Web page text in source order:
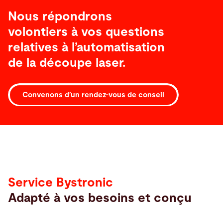
Nous répondrons
volontiers à vos questions
relatives à l’automatisation
de la découpe laser.
Convenons d’un rendez-vous de conseil
Service Bystronic
Adapté à vos besoins et conçu